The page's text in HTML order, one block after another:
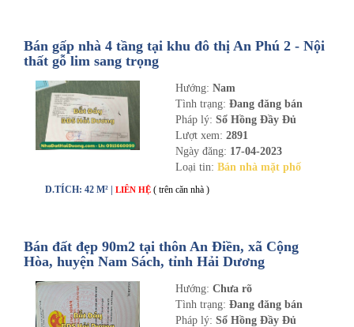
Bán gấp nhà 4 tầng tại khu đô thị An Phú 2 - Nội
thất gỗ lim sang trọng
Hướng: Nam
Tình trạng: Đang đăng bán
Pháp lý: Sổ Hồng Đầy Đủ
Lượt xem: 2891
Ngày đăng: 17-04-2023
Loại tin: Bán nhà mặt phố
D.TÍCH: 42 M² | LIÊN HỆ ( trên căn nhà )
Bán đất đẹp 90m2 tại thôn An Điền, xã Cộng
Hòa, huyện Nam Sách, tỉnh Hải Dương
Hướng: Chưa rõ
Tình trạng: Đang đăng bán
Pháp lý: Sổ Hồng Đầy Đủ